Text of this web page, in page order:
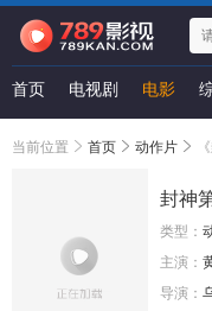
首页 电视剧 电影
当前位置 首页 动作片
封神
类型：
主演：
导演：